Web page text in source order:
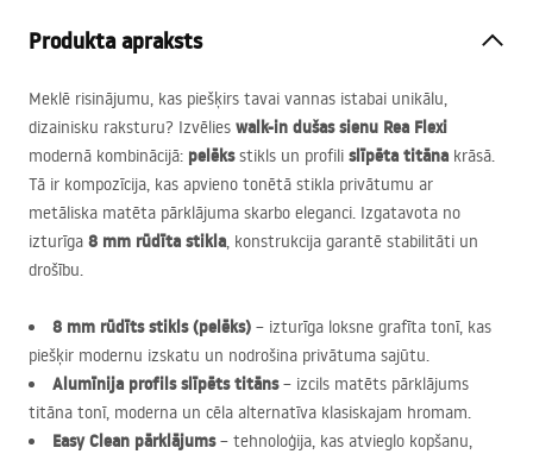
Produkta apraksts
Meklē risinājumu, kas piešķirs tavai vannas istabai unikālu,
dizainisku raksturu? Izvēlies walk-in dušas sienu Rea Flexi
modernā kombinācijā: pelēksstikls un profili slīpēta titāna krāsā.
Tā ir kompozīcija, kas apvieno tonētā stikla privātumu ar
metāliska matēta pārklājuma skarbo eleganci. Izgatavota no
izturīga 8 mm rūdīta stikla, konstrukcija garantē stabilitāti un
drošību.
8 mm rūdīts stikls (pelēks) – izturīga loksne grafīta tonī, kas
piešķir modernu izskatu un nodrošina privātuma sajūtu.
Alumīnija profils slīpēts titāns– izcils matēts pārklājums
titāna tonī, moderna un cēla alternatīva klasiskajam hromam.
Easy Clean pārklājums– tehnoloģija, kas atvieglo kopšanu,